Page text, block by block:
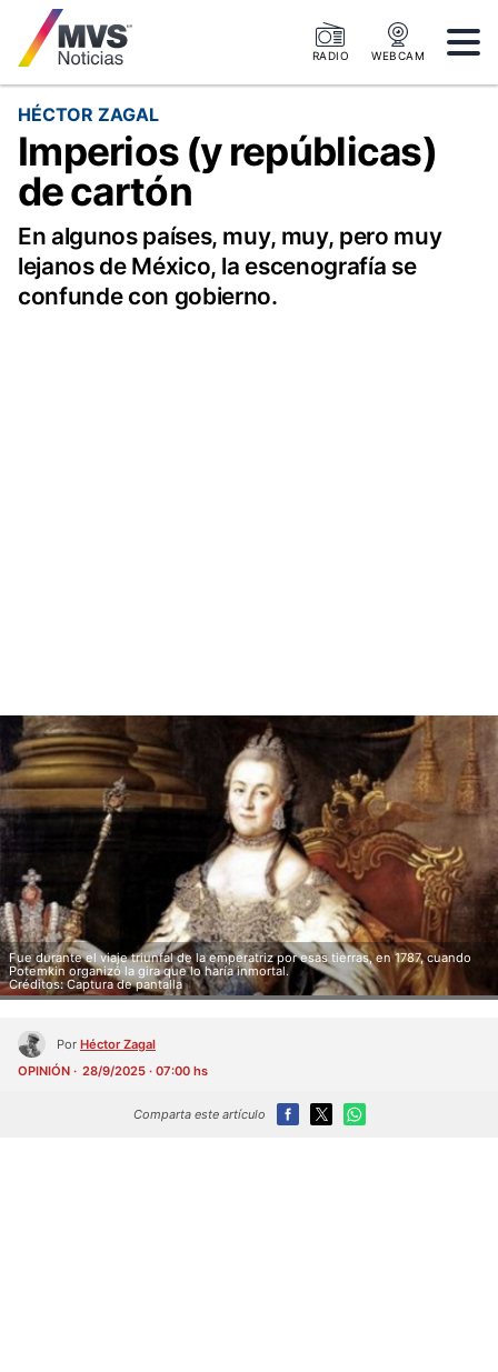
RADIO WEBCAM
HÉCTOR ZAGAL
Imperios (y repúblicas)
de cartón
En algunos países, muy, muy, pero muy
lejanos de México, la escenografía se
confunde con gobierno.
Fue durante el viaje triunfal de la emperatriz por esas tierras, en 1787, cuando
Potemkin organizó la gira que lo haría inmortal.
Créditos: Captura de pantalla
Por Héctor Zagal
OPINIÓN
28/9/2025 · 07:00 hs
Comparta este artículo